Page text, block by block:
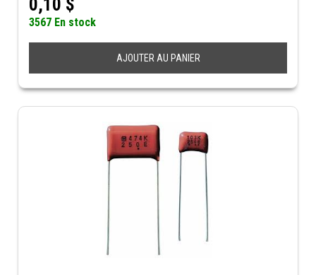
0,10 $
3567 En stock
AJOUTER AU PANIER